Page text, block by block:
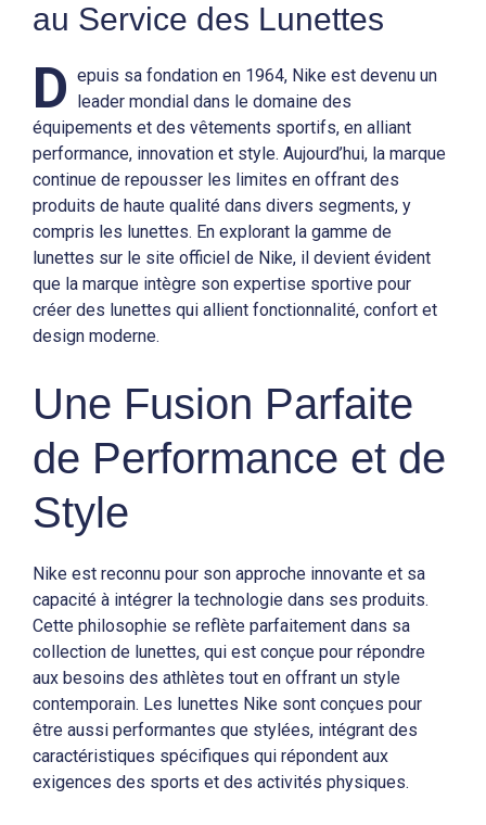
au Service des Lunettes
D epuis sa fondation en 1964, Nike est devenu un
leader mondial dans le domaine des
équipements et des vêtements sportifs, en alliant
performance, innovation et style. Aujourd’hui, la marque
continue de repousser les limites en offrant des
produits de haute qualité dans divers segments, y
compris les lunettes. En explorant la gamme de
lunettes sur le site officiel de Nike, il devient évident
que la marque intègre son expertise sportive pour
créer des lunettes qui allient fonctionnalité, confort et
design moderne.
Une Fusion Parfaite
de Performance et de
Style
Nike est reconnu pour son approche innovante et sa
capacité à intégrer la technologie dans ses produits.
Cette philosophie se reflète parfaitement dans sa
collection de lunettes, qui est conçue pour répondre
aux besoins des athlètes tout en offrant un style
contemporain. Les lunettes Nike sont conçues pour
être aussi performantes que stylées, intégrant des
caractéristiques spécifiques qui répondent aux
exigences des sports et des activités physiques.